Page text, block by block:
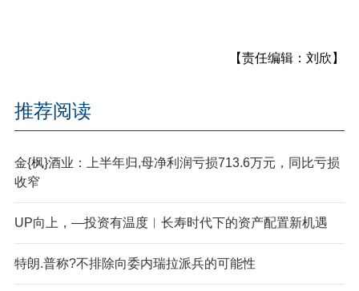
【责任编辑：刘欣】
推荐阅读
金{枫}酒业：上半年归,母净利润亏损713.6万元，同比亏损
收窄
UP向上，—投资有温度︱长寿时代下的资产配置新机遇
特朗.普称?不排除向委内瑞拉派兵的可能性